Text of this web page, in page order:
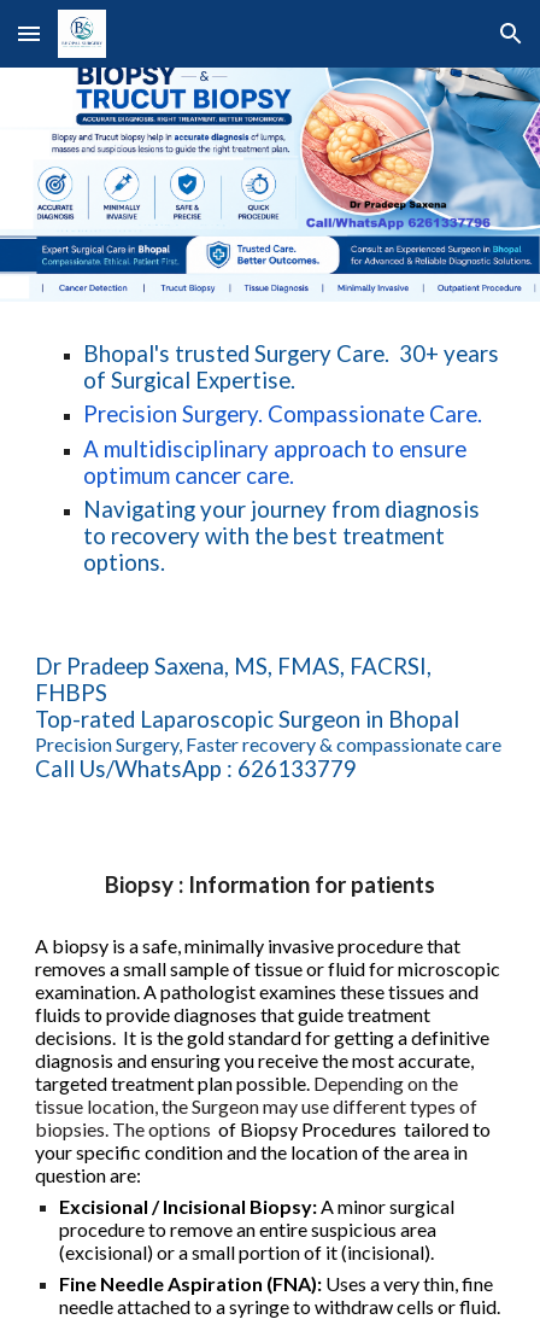
Skip to main content Skip to navigation
Bhopal's trusted Surgery Care. 30+ years
of Surgical Expertise.
Precision Surgery. Compassionate Care.
A multidisciplinary approach to ensure
optimum cancer care.
Navigating your journey from diagnosis
to recovery with the best treatment
options.
Dr Pradeep Saxena, MS, FMAS, FACRSI,
FHBPS
Top-rated Laparoscopic Surgeon in Bhopal
Precision Surgery, Faster recovery & compassionate care
Call Us/WhatsApp : 626133779
Biopsy : Information for patients
A biopsy is a safe, minimally invasive procedure that
removes a small sample of tissue or fluid for microscopic
examination. A pathologist examines these tissues and
fluids to provide diagnoses that guide treatment
decisions. It is the gold standard for getting a definitive
diagnosis and ensuring you receive the most accurate,
targeted treatment plan possible. Depending on the
tissue location, the Surgeon may use different types of
biopsies. The options of Biopsy Procedures tailored to
your specific condition and the location of the area in
questionare:
Excisional / Incisional Biopsy:A minor surgical
procedure to remove an entire suspicious area
(excisional) or a small portion of it (incisional).
Fine Needle Aspiration (FNA): Uses a very thin, fine
needle attached to a syringe to withdraw cells or fluid.